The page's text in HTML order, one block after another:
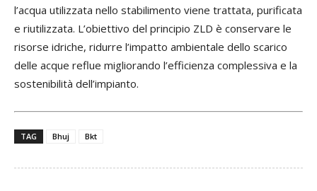
l’acqua utilizzata nello stabilimento viene trattata, purificata
e riutilizzata. L’obiettivo del principio ZLD è conservare le
risorse idriche, ridurre l’impatto ambientale dello scarico
delle acque reflue migliorando l’efficienza complessiva e la
sostenibilità dell’impianto.
TAG Bhuj Bkt